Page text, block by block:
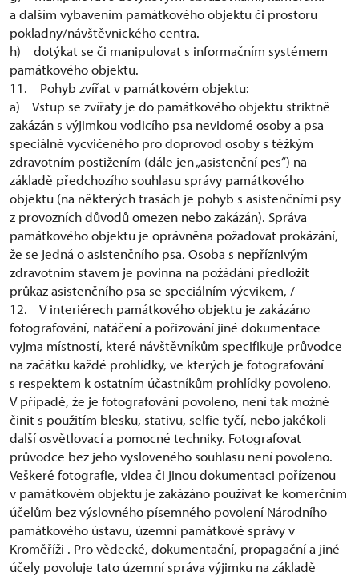
a dalším vybavením památkového objektu či prostoru
pokladny/návštěvnického centra.
h) dotýkat se či manipulovat s informačním systémem
památkového objektu.
11. Pohyb zvířat v památkovém objektu:
a) Vstup se zvířaty je do památkového objektu striktně
zakázán s výjimkou vodicího psa nevidomé osoby a psa
speciálně vycvičeného pro doprovod osoby s těžkým
zdravotním postižením (dále jen „asistenční pes“) na
základě předchozího souhlasu správy památkového
objektu (na některých trasách je pohyb s asistenčními psy
z provozních důvodů omezen nebo zakázán). Správa
památkového objektu je oprávněna požadovat prokázání,
že se jedná o asistenčního psa. Osoba s nepříznivým
zdravotním stavem je povinna na požádání předložit
průkaz asistenčního psa se speciálním výcvikem, /
12. V interiérech památkového objektu je zakázáno
fotografování, natáčení a pořizování jiné dokumentace
vyjma místností, které návštěvníkům specifikuje průvodce
na začátku každé prohlídky, ve kterých je fotografování
s respektem k ostatním účastníkům prohlídky povoleno.
V případě, že je fotografování povoleno, není tak možné
činit s použitím blesku, stativu, selfie tyčí, nebo jakékoli
další osvětlovací a pomocné techniky. Fotografovat
průvodce bez jeho vysloveného souhlasu není povoleno.
Veškeré fotografie, videa či jinou dokumentaci pořízenou
v památkovém objektu je zakázáno používat ke komerčním
účelům bez výslovného písemného povolení Národního
památkového ústavu, územní památkové správy v
Kroměříži . Pro vědecké, dokumentační, propagační a jiné
účely povoluje tato územní správa výjimku na základě